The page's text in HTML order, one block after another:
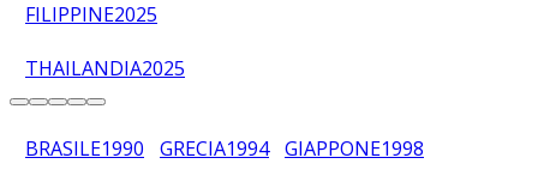
FILIPPINE2025
THAILANDIA2025
BRASILE1990 GRECIA1994 GIAPPONE1998